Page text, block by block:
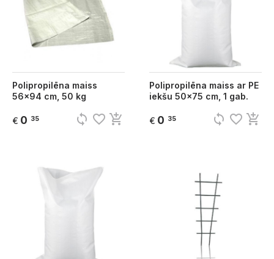
Polipropilēna maiss
56x94 cm, 50 kg
€ 0 35 sync favorite_border add_shopping_cart
Polipropilēna maiss ar PE
iekšu 50x75 cm, 1 gab.
€ 0 35 sync favorite_border add_shopping_cart